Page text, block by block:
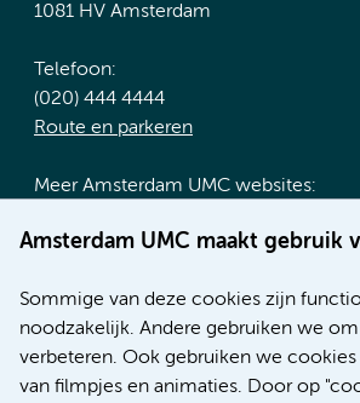
Amsterdam UMC maakt gebruik
Sommige van deze cookies zijn
noodzakelijk. Andere gebruiken we
verbeteren. Ook gebruiken we
van filmpjes en animaties. Door op
1081 HV Amsterdam
Telefoon:
(020) 444 4444
Route en parkeren
Meer Amsterdam UMC websites:
Werken bij Amsterdam UMC
Nieuws
Research
Educatie locatie AMC
Educatie locatie VUmc